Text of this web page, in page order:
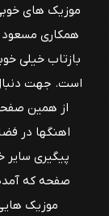
موزیک های
همکاری مسعود
بازتاب خیلی
است. جهت
از همین
اهنگها در
پیگیری سایر
صفحه که
موزیک